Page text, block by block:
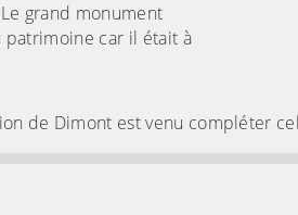
grand monument
patrimoine car il était à
de Dimont est venu compléter
directement à cette carte